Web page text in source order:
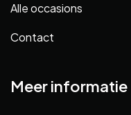
Alle occasions
Contact
Meer informatie